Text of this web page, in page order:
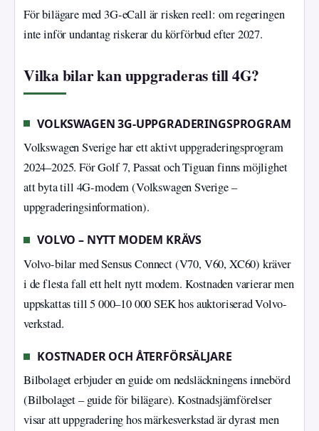
För bilägare med 3G-eCall är risken reell: om regeringen
inte inför undantag riskerar du körförbud efter 2027.
Vilka bilar kan uppgraderas till 4G?
VOLKSWAGEN 3G-UPPGRADERINGSPROGRAM
Volkswagen Sverige har ett aktivt uppgraderingsprogram
2024–2025. För Golf 7, Passat och Tiguan finns möjlighet
att byta till 4G-modem (Volkswagen Sverige –
uppgraderingsinformation).
VOLVO – NYTT MODEM KRÄVS
Volvo-bilar med Sensus Connect (V70, V60, XC60) kräver
i de flesta fall ett helt nytt modem. Kostnaden varierar men
uppskattas till 5 000–10 000 SEK hos auktoriserad Volvo-
verkstad.
KOSTNADER OCH ÅTERFÖRSÄLJARE
Bilbolaget erbjuder en guide om nedsläckningens innebörd
(Bilbolaget – guide för bilägare). Kostnadsjämförelser
visar att uppgradering hos märkesverkstad är dyrast men